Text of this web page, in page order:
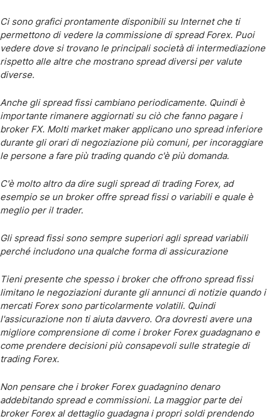
Ci sono grafici prontamente disponibili su Internet che ti
permettono di vedere la commissione di spread Forex. Puoi
vedere dove si trovano le principali società di intermediazione
rispetto alle altre che mostrano spread diversi per valute
diverse.
Anche gli spread fissi cambiano periodicamente. Quindi è
importante rimanere aggiornati su ciò che fanno pagare i
broker FX. Molti market maker applicano uno spread inferiore
durante gli orari di negoziazione più comuni, per incoraggiare
le persone a fare più trading quando c'è più domanda.
C'è molto altro da dire sugli spread di trading Forex, ad
esempio se un broker offre spread fissi o variabili e quale è
meglio per il trader.
Gli spread fissi sono sempre superiori agli spread variabili
perché includono una qualche forma di assicurazione
Tieni presente che spesso i broker che offrono spread fissi
limitano le negoziazioni durante gli annunci di notizie quando i
mercati Forex sono particolarmente volatili. Quindi
l'assicurazione non ti aiuta davvero. Ora dovresti avere una
migliore comprensione di come i broker Forex guadagnano e
come prendere decisioni più consapevoli sulle strategie di
trading Forex.
Non pensare che i broker Forex guadagnino denaro
addebitando spread e commissioni. La maggior parte dei
broker Forex al dettaglio guadagna i propri soldi prendendo